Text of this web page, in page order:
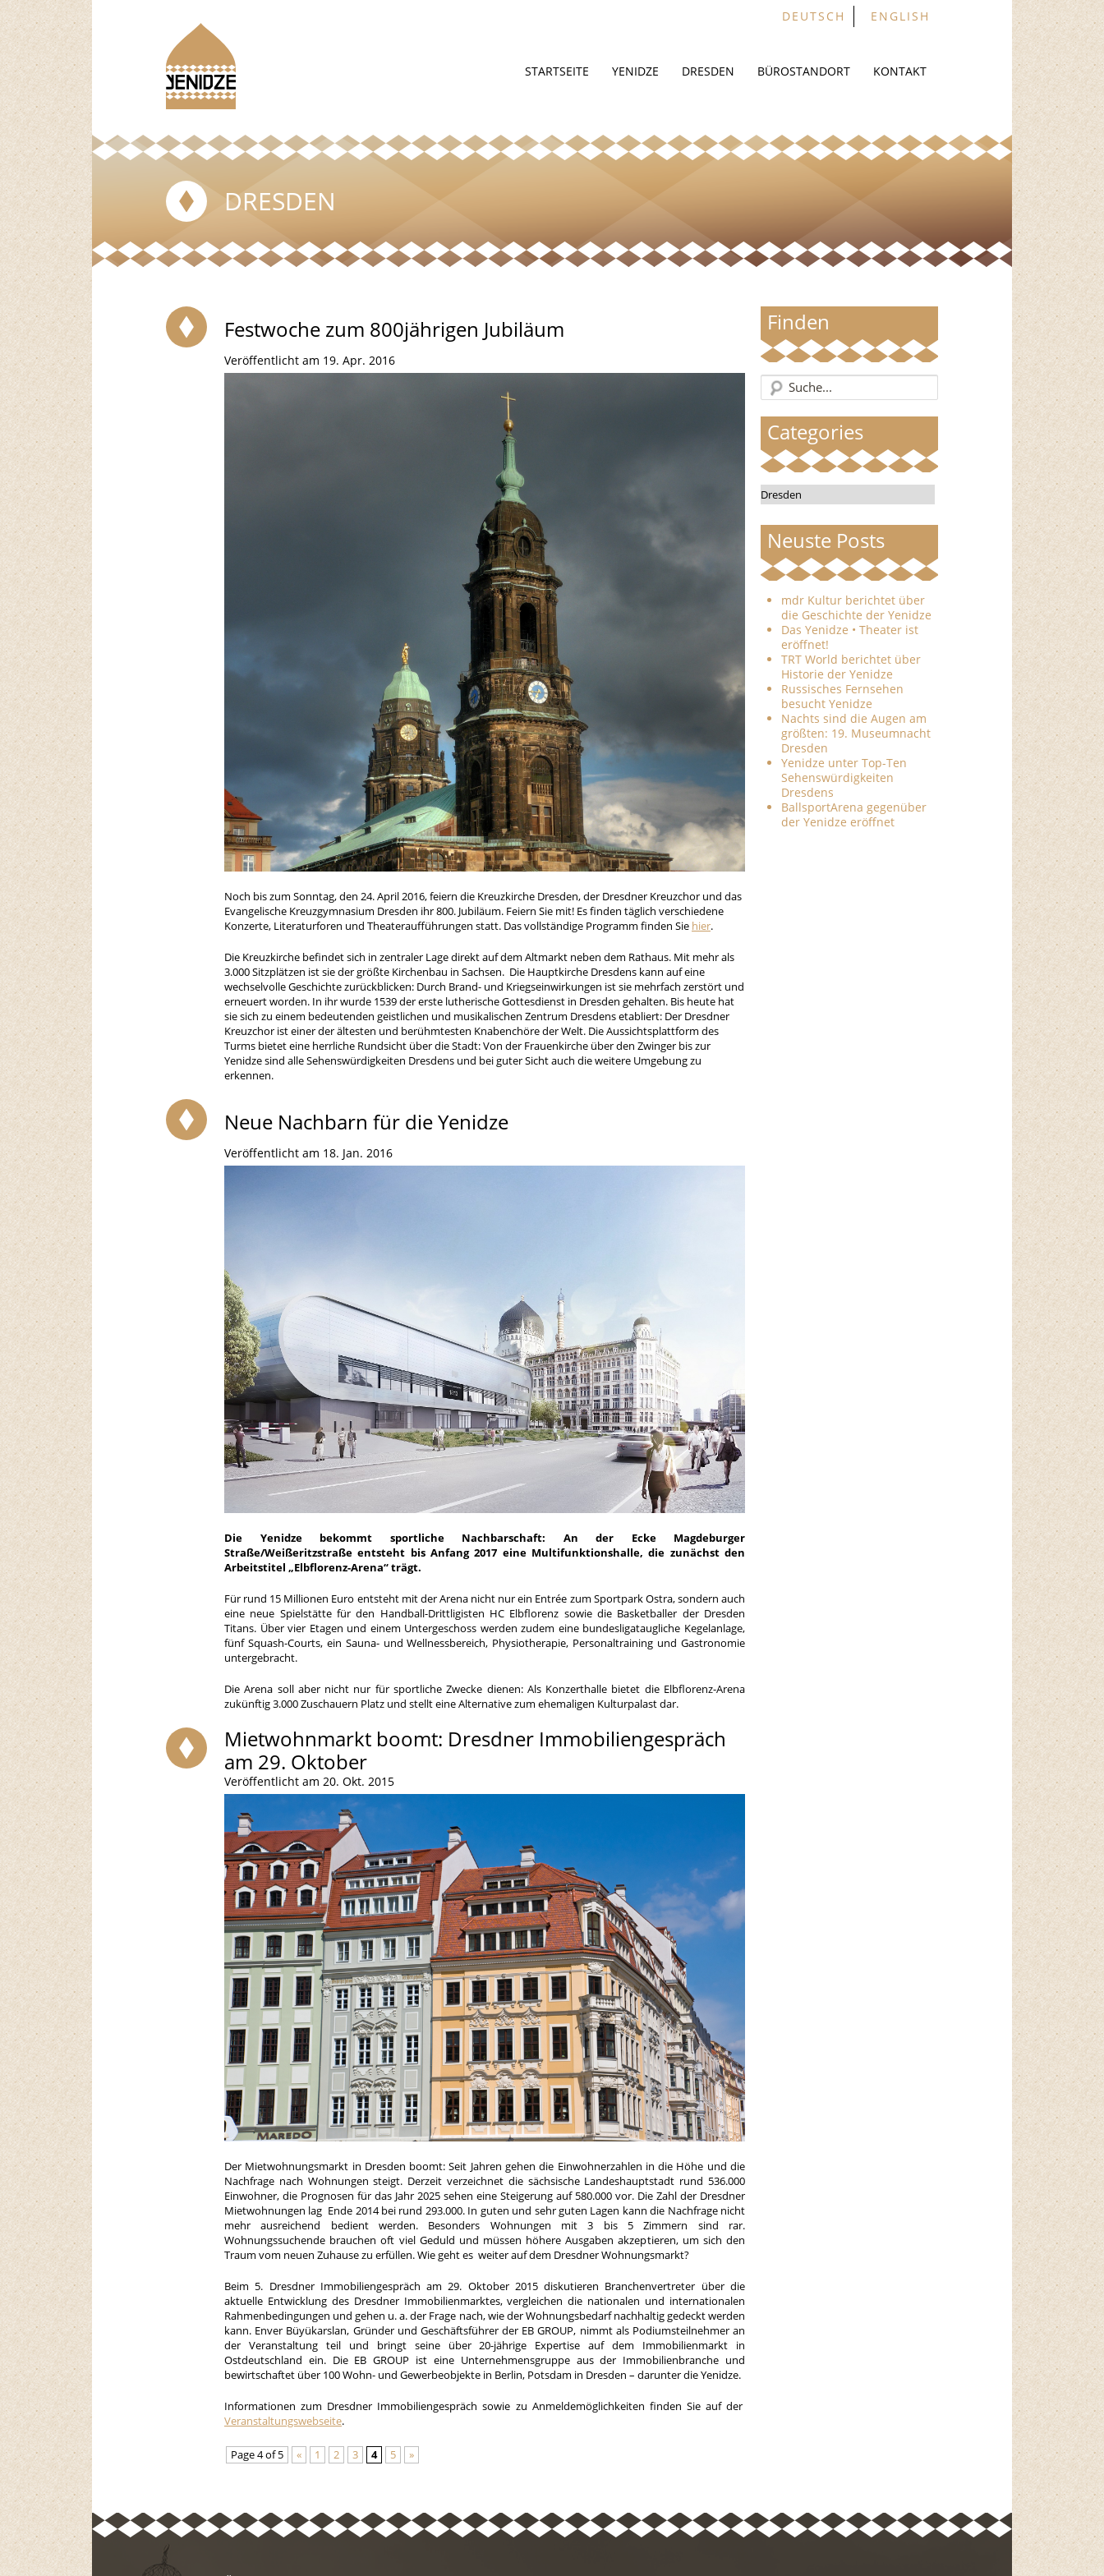
DEUTSCH ENGLISH
STARTSEITE YENIDZE DRESDEN BÜROSTANDORT KONTAKT
DRESDEN
Festwoche zum 800jährigen Jubiläum
Veröffentlicht am 19. Apr. 2016
Noch bis zum Sonntag, den 24. April 2016, feiern die Kreuzkirche Dresden, der Dresdner Kreuzchor und das
Evangelische Kreuzgymnasium Dresden ihr 800. Jubiläum. Feiern Sie mit! Es finden täglich verschiedene
Konzerte, Literaturforen und Theateraufführungen statt. Das vollständige Programm finden Sie hier.
Die Kreuzkirche befindet sich in zentraler Lage direkt auf dem Altmarkt neben dem Rathaus. Mit mehr als
3.000 Sitzplätzen ist sie der größte Kirchenbau in Sachsen. Die Hauptkirche Dresdens kann auf eine
wechselvolle Geschichte zurückblicken: Durch Brand- und Kriegseinwirkungen ist sie mehrfach zerstört und
erneuert worden. In ihr wurde 1539 der erste lutherische Gottesdienst in Dresden gehalten. Bis heute hat
sie sich zu einem bedeutenden geistlichen und musikalischen Zentrum Dresdens etabliert: Der Dresdner
Kreuzchor ist einer der ältesten und berühmtesten Knabenchöre der Welt. Die Aussichtsplattform des
Turms bietet eine herrliche Rundsicht über die Stadt: Von der Frauenkirche über den Zwinger bis zur
Yenidze sind alle Sehenswürdigkeiten Dresdens und bei guter Sicht auch die weitere Umgebung zu
erkennen.
Neue Nachbarn für die Yenidze
Veröffentlicht am 18. Jan. 2016
Die Yenidze bekommt sportliche Nachbarschaft: An der Ecke Magdeburger
Straße/Weißeritzstraße entsteht bis Anfang 2017 eine Multifunktionshalle, die zunächst den
Arbeitstitel „Elbflorenz-Arena“ trägt.
Für rund 15 Millionen Euro entsteht mit der Arena nicht nur ein Entrée zum Sportpark Ostra, sondern auch
eine neue Spielstätte für den Handball-Drittligisten HC Elbflorenz sowie die Basketballer der Dresden
Titans. Über vier Etagen und einem Untergeschoss werden zudem eine bundesligataugliche Kegelanlage,
fünf Squash-Courts, ein Sauna- und Wellnessbereich, Physiotherapie, Personaltraining und Gastronomie
untergebracht.
Die Arena soll aber nicht nur für sportliche Zwecke dienen: Als Konzerthalle bietet die Elbflorenz-Arena
zukünftig 3.000 Zuschauern Platz und stellt eine Alternative zum ehemaligen Kulturpalast dar.
Mietwohnmarkt boomt: Dresdner Immobiliengespräch
am 29. Oktober
Veröffentlicht am 20. Okt. 2015
Der Mietwohnungsmarkt in Dresden boomt: Seit Jahren gehen die Einwohnerzahlen in die Höhe und die
Nachfrage nach Wohnungen steigt. Derzeit verzeichnet die sächsische Landeshauptstadt rund 536.000
Einwohner, die Prognosen für das Jahr 2025 sehen eine Steigerung auf 580.000 vor. Die Zahl der Dresdner
Mietwohnungen lag Ende 2014 bei rund 293.000. In guten und sehr guten Lagen kann die Nachfrage nicht
mehr ausreichend bedient werden. Besonders Wohnungen mit 3 bis 5 Zimmern sind rar.
Wohnungssuchende brauchen oft viel Geduld und müssen höhere Ausgaben akzeptieren, um sich den
Traum vom neuen Zuhause zu erfüllen. Wie geht es weiter auf dem Dresdner Wohnungsmarkt?
Beim 5. Dresdner Immobiliengespräch am 29. Oktober 2015 diskutieren Branchenvertreter über die
aktuelle Entwicklung des Dresdner Immobilienmarktes, vergleichen die nationalen und internationalen
Rahmenbedingungen und gehen u. a. der Frage nach, wie der Wohnungsbedarf nachhaltig gedeckt werden
kann. Enver Büyükarslan, Gründer und Geschäftsführer der EB GROUP, nimmt als Podiumsteilnehmer an
der Veranstaltung teil und bringt seine über 20-jährige Expertise auf dem Immobilienmarkt in
Ostdeutschland ein. Die EB GROUP ist eine Unternehmensgruppe aus der Immobilienbranche und
bewirtschaftet über 100 Wohn- und Gewerbeobjekte in Berlin, Potsdam in Dresden – darunter die Yenidze.
Informationen zum Dresdner Immobiliengespräch sowie zu Anmeldemöglichkeiten finden Sie auf der
Veranstaltungswebseite.
Page 4 of 5 « 1 2 3 4 5 »
Finden
Categories
Categories
Neuste Posts
mdr Kultur berichtet über
die Geschichte der Yenidze
Das Yenidze • Theater ist
eröffnet!
TRT World berichtet über
Historie der Yenidze
Russisches Fernsehen
besucht Yenidze
Nachts sind die Augen am
größten: 19. Museumnacht
Dresden
Yenidze unter Top-Ten
Sehenswürdigkeiten
Dresdens
BallsportArena gegenüber
der Yenidze eröffnet